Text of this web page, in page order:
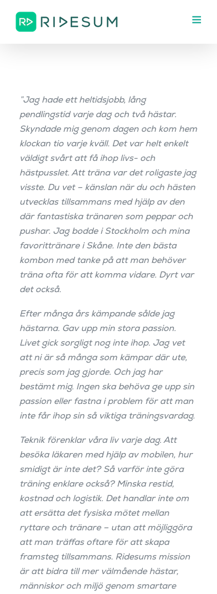
innehållet
”Jag hade ett heltidsjobb, lång
pendlingstid varje dag och två hästar.
Skyndade mig genom dagen och kom hem
klockan tio varje kväll. Det var helt enkelt
väldigt svårt att få ihop livs- och
hästpusslet. Att träna var det roligaste jag
visste. Du vet – känslan när du och hästen
utvecklas tillsammans med hjälp av den
där fantastiska tränaren som peppar och
pushar. Jag bodde i Stockholm och mina
favorittränare i Skåne. Inte den bästa
kombon med tanke på att man behöver
träna ofta för att komma vidare. Dyrt var
det också.
Efter många års kämpande sålde jag
hästarna. Gav upp min stora passion.
Livet gick sorgligt nog inte ihop. Jag vet
att ni är så många som kämpar där ute,
precis som jag gjorde. Och jag har
bestämt mig. Ingen ska behöva ge upp sin
passion eller fastna i problem för att man
inte får ihop sin så viktiga träningsvardag.
Teknik förenklar våra liv varje dag. Att
besöka läkaren med hjälp av mobilen, hur
smidigt är inte det? Så varför inte göra
träning enklare också? Minska restid,
kostnad och logistik. Det handlar inte om
att ersätta det fysiska mötet mellan
ryttare och tränare – utan att möjliggöra
att man träffas oftare för att skapa
framsteg tillsammans. Ridesums mission
är att bidra till mer välmående hästar,
människor och miljö genom smartare